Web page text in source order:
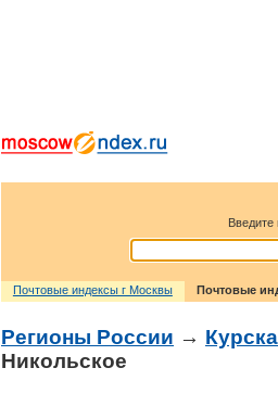
Введите
Почтовые индексы г Москвы Почтовые
Регионы России →
Никольское